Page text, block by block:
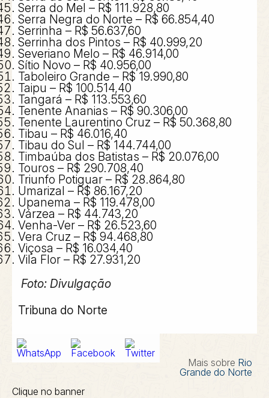
Serra do Mel – R$ 111.928,80
Serra Negra do Norte – R$ 66.854,40
Serrinha – R$ 56.637,60
Serrinha dos Pintos – R$ 40.999,20
Severiano Melo – R$ 46.914,00
Sítio Novo – R$ 40.956,00
Taboleiro Grande – R$ 19.990,80
Taipu – R$ 100.514,40
Tangará – R$ 113.553,60
Tenente Ananias – R$ 90.306,00
Tenente Laurentino Cruz – R$ 50.368,80
Tibau – R$ 46.016,40
Tibau do Sul – R$ 144.744,00
Timbaúba dos Batistas – R$ 20.076,00
Touros – R$ 290.708,40
Triunfo Potiguar – R$ 28.864,80
Umarizal – R$ 86.167,20
Upanema – R$ 119.478,00
Várzea – R$ 44.743,20
Venha-Ver – R$ 26.523,60
Vera Cruz – R$ 94.468,80
Viçosa – R$ 16.034,40
Vila Flor – R$ 27.931,20
Foto: Divulgação
Tribuna do Norte
Mais sobre Rio
Grande do Norte
Clique no banner